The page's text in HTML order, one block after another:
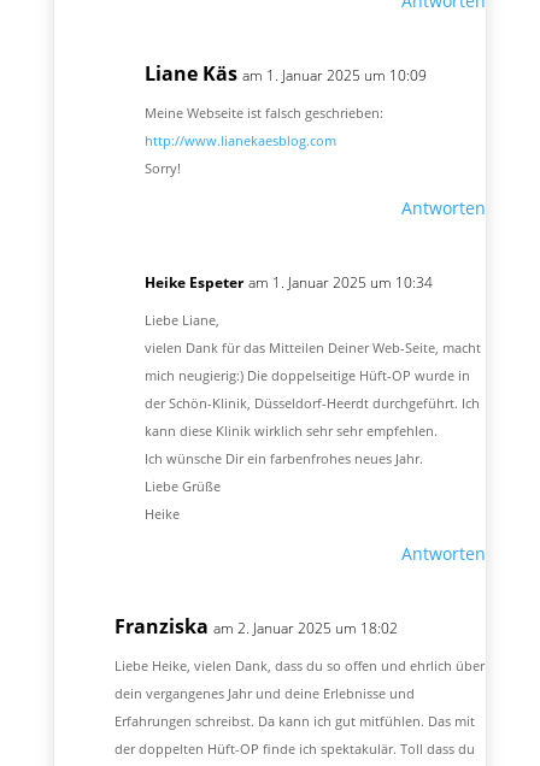
Liane Käs am 1. Januar 2025 um 10:09
Meine Webseite ist falsch geschrieben:
http://www.lianekaesblog.com
Sorry!
Antworten
Heike Espeter am 1. Januar 2025 um 10:34
Liebe Liane,
vielen Dank für das Mitteilen Deiner Web-Seite, macht
mich neugierig:) Die doppelseitige Hüft-OP wurde in
der Schön-Klinik, Düsseldorf-Heerdt durchgeführt. Ich
kann diese Klinik wirklich sehr sehr empfehlen.
Ich wünsche Dir ein farbenfrohes neues Jahr.
Liebe Grüße
Heike
Antworten
Franziska am 2. Januar 2025 um 18:02
Liebe Heike, vielen Dank, dass du so offen und ehrlich über
dein vergangenes Jahr und deine Erlebnisse und
Erfahrungen schreibst. Da kann ich gut mitfühlen. Das mit
der doppelten Hüft-OP finde ich spektakulär. Toll dass du